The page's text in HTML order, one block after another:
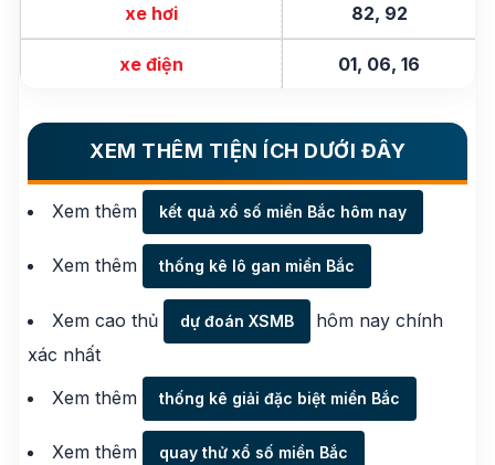
xe hơi 82, 92
xe điện 01, 06, 16
XEM THÊM TIỆN ÍCH DƯỚI ĐÂY
Xem thêm kết quả xổ số miền Bắc hôm nay
Xem thêm thống kê lô gan miền Bắc
Xem cao thủ dự đoán XSMB
hôm nay chính
xác nhất
Xem thêm
thống kê giải đặc biệt miền Bắc
Xem thêm quay thử xổ số miền Bắc